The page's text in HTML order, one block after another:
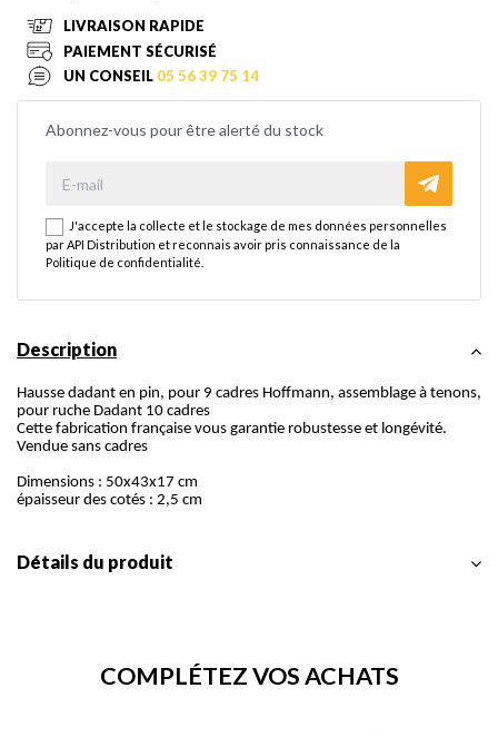
LIVRAISON RAPIDE
PAIEMENT SÉCURISÉ
UN CONSEIL 05 56 39 75 14
Abonnez-vous pour être alerté du stock
J'accepte la collecte et le stockage de mes données personnelles
par API Distribution et reconnais avoir pris connaissance de la
Politique de confidentialité
Description
Hausse dadant en pin, pour 9 cadres Hoffmann, assemblage à tenons,
pour ruche Dadant 10 cadres
Cette fabrication française vous garantie robustesse et longévité.
Vendue sans cadres
Dimensions : 50x43x17 cm
épaisseur des cotés : 2,5 cm
Détails du produit
COMPLÉTEZ VOS ACHATS